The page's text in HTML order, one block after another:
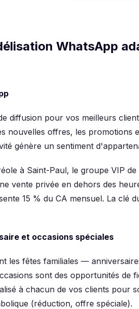
WhatsApp
diffusion pour vos meilleurs
nouvelles offres, les promotions
génère un sentiment
à Saint-Paul, le groupe VIP
vente privée en dehors des
15 % du CA mensuel. La clé
et occasions spéciales
les fêtes familiales —
sont des opportunités de
à chacun de vos clients pour
(réduction, offre spéciale).